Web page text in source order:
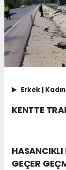
Erkek | Kadın
KENTTE
HASANCIKLI
GEÇER